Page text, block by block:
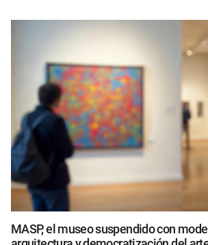
MASP, el museo suspendido con